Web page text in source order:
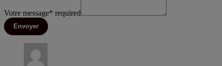
Votre message* required
Envoyer